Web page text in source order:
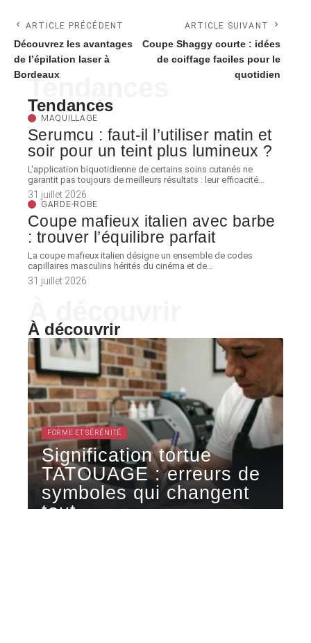
ARTICLE PRÉCÉDENT
Découvrez les avantages
de l’épilation laser à
Bordeaux
ARTICLE SUIVANT
Coupe Shaggy courte : idées
de coiffage faciles pour le
quotidien
Tendances
Tendances
MAQUILLAGE
Serumcu : faut-il l’utiliser matin et
soir pour un teint plus lumineux ?
L'application biquotidienne de certains soins cutanés ne
garantit pas toujours de meilleurs résultats : leur efficacité…
31 juillet 2026
GARDE-ROBE
Coupe mafieux italien avec barbe
: trouver l’équilibre parfait
La coupe mafieux italien désigne un ensemble de codes
capillaires masculins hérités du cinéma et de…
31 juillet 2026
À découvrir
FORME ET SÉRÉNITÉ
Signification tortue
TATOUAGE : erreurs de
symboles qui changent
tout